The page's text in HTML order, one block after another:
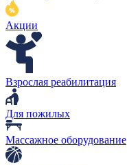
Акции
Взрослая реабилитация
Для пожилых
Массажное оборудование